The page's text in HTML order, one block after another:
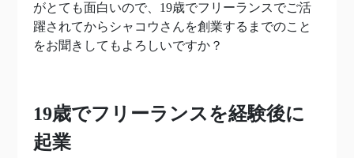
がとても面白いので、19歳でフリーランスでご活
躍されてからシャコウさんを創業するまでのこと
をお聞きしてもよろしいですか？
19歳でフリーランスを経験後に
起業